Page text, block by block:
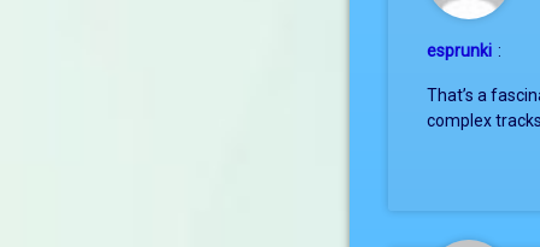
esprunki :
That’s a
complex